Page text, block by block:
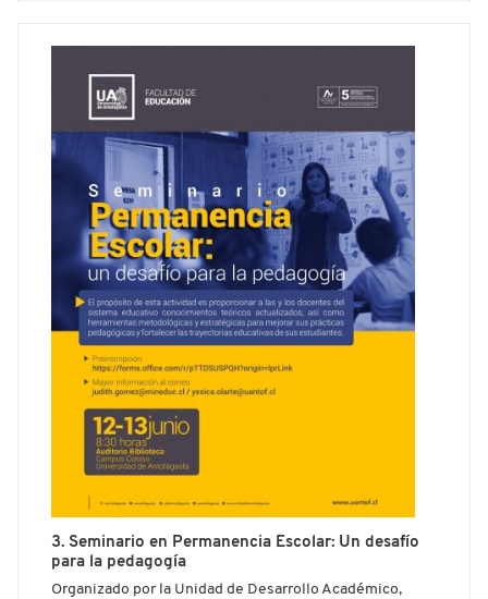
3. Seminario en Permanencia Escolar: Un desafío
para la pedagogía
Organizado por la Unidad de Desarrollo Académico,